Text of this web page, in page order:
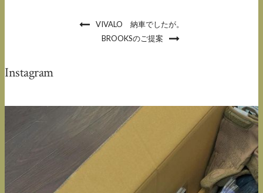
VIVALO 納車でしたが。
BROOKSのご提案
Instagram